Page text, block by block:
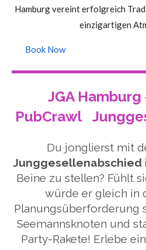
Hamburg vereint erfolgreich
einzigartigen
Book Now
JGA
PubCrawl
Du jonglierst mit
Junggesellenabschied
Beine zu stellen? Fühlt
würde er gleich in
Planungsüberforderung
Seemannsknoten und
Party-Rakete! Erlebe